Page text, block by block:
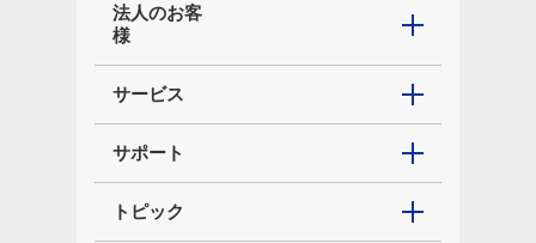
法人のお客
様
サービス
サポート
トピック